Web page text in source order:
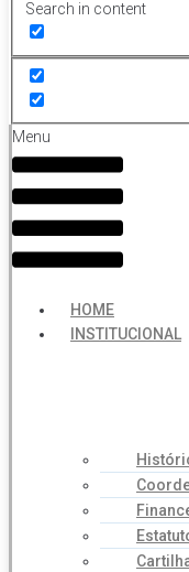
Search in content
Menu
HOME
INSTITUCIONAL